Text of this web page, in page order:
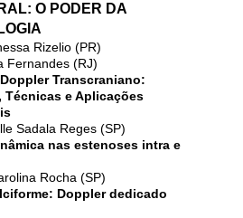
O PODER DA
Rizelio (PR)
Fernandes (RJ)
Transcraniano:
e Aplicações
Sadala Reges (SP)
nas estenoses intra e
Rocha (SP)
Doppler dedicado